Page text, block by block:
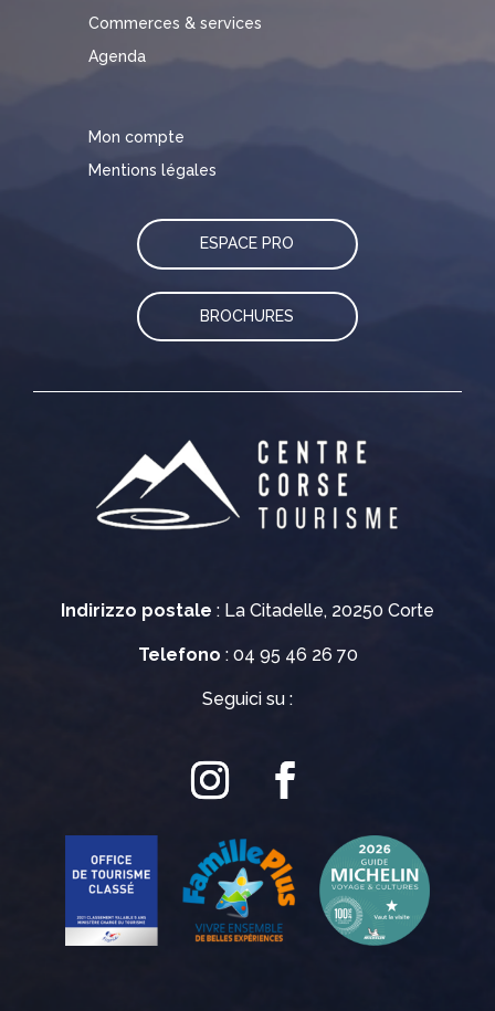
Indirizzo postale : La Citadelle, 20250 Corte
Telefono : 04 95 46 26 70
Seguici su :
Commerces & services
Agenda
Mon compte
Mentions légales
ESPACE PRO
BROCHURES